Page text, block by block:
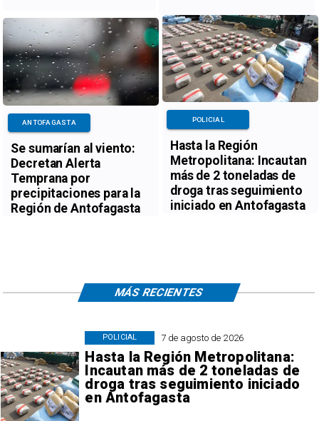
Se sumarían al viento:
Decretan Alerta
Temprana por
precipitaciones para la
Región de Antofagasta
ANTOFAGASTA
Hasta la Región
Metropolitana: Incautan
más de 2 toneladas de
droga tras seguimiento
iniciado en Antofagasta
POLICIAL
7 de agosto de 2026
Hasta la Región Metropolitana:
Incautan más de 2 toneladas de
droga tras seguimiento iniciado
en Antofagasta
POLICIAL
MÁS RECIENTES